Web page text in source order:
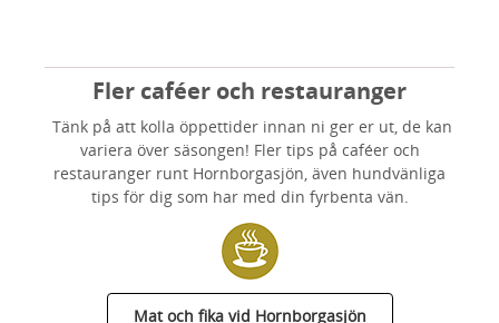
Fler caféer och restauranger
Tänk på att kolla öppettider innan ni ger er ut, de kan
variera över säsongen! Fler tips på caféer och
restauranger runt Hornborgasjön, även hundvänliga
tips för dig som har med din fyrbenta vän.
Mat och fika vid Hornborgasjön